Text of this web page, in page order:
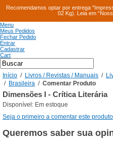
Recomendamos optar por entrega
02 Kg). Leia em
Menu
Meus Pedidos
Fechar Pedido
Entrar
Cadastrar
Cart
Início / Livros / Revistas / Manuais /
/ Brasileira / Comentar Produto
Dimensões I - Crítica Literária
Disponível: Em estoque
Seja o primeiro a comentar este produto
Queremos saber sua